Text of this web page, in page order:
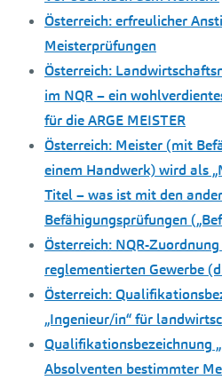
Österreich: erfreulicher
Meisterprüfungen
Österreich:
im NQR – ein
für die ARGE MEISTER
Österreich: Meister (mit
einem Handwerk) wird als
Titel – was ist mit den
Befähigungsprüfungen
Österreich: NQR-
reglementierten Gewerbe
Österreich:
„Ingenieur/in“ für
Qualifikationsbezeichnung
Absolventen bestimmter